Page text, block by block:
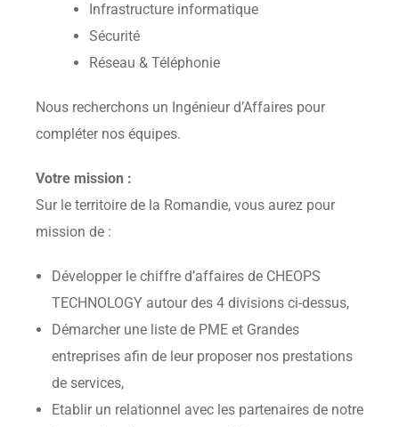
Infrastructure informatique
Sécurité
Réseau & Téléphonie
Nous recherchons un Ingénieur d’Affaires pour
compléter nos équipes.
Votre mission :
Sur le territoire de la Romandie, vous aurez pour
mission de :
Développer le chiffre d’affaires de CHEOPS
TECHNOLOGY autour des 4 divisions ci-dessus,
Démarcher une liste de PME et Grandes
entreprises afin de leur proposer nos prestations
de services,
Etablir un relationnel avec les partenaires de notre